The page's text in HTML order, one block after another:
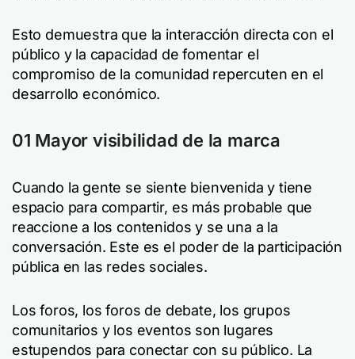
Esto demuestra que la interacción directa con el
público y la capacidad de fomentar el
compromiso de la comunidad repercuten en el
desarrollo económico.
01 Mayor visibilidad de la marca
Cuando la gente se siente bienvenida y tiene
espacio para compartir, es más probable que
reaccione a los contenidos y se una a la
conversación. Este es el poder de la participación
pública en las redes sociales.
Los foros, los foros de debate, los grupos
comunitarios y los eventos son lugares
estupendos para conectar con su público. La